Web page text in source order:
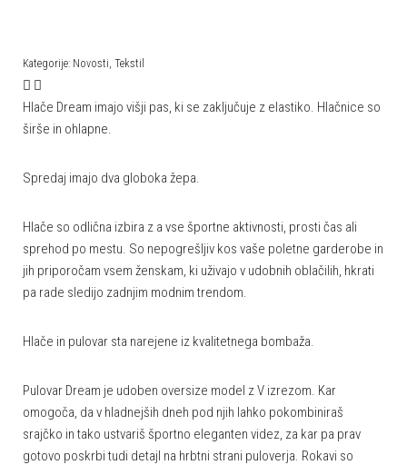
Kategorije: Novosti, Tekstil
Hlače Dream imajo višji pas, ki se zaključuje z elastiko. Hlačnice so
širše in ohlapne.
Spredaj imajo dva globoka žepa.
Hlače so odlična izbira z a vse športne aktivnosti, prosti čas ali
sprehod po mestu. So nepogrešljiv kos vaše poletne garderobe in
jih priporočam vsem ženskam, ki uživajo v udobnih oblačilih, hkrati
pa rade sledijo zadnjim modnim trendom.
Hlače in pulovar sta narejene iz kvalitetnega bombaža.
Pulovar Dream je udoben oversize model z V izrezom. Kar
omogoča, da v hladnejših dneh pod njih lahko pokombiniraš
srajčko in tako ustvariš športno eleganten videz, za kar pa prav
gotovo poskrbi tudi detajl na hrbtni strani puloverja. Rokavi so